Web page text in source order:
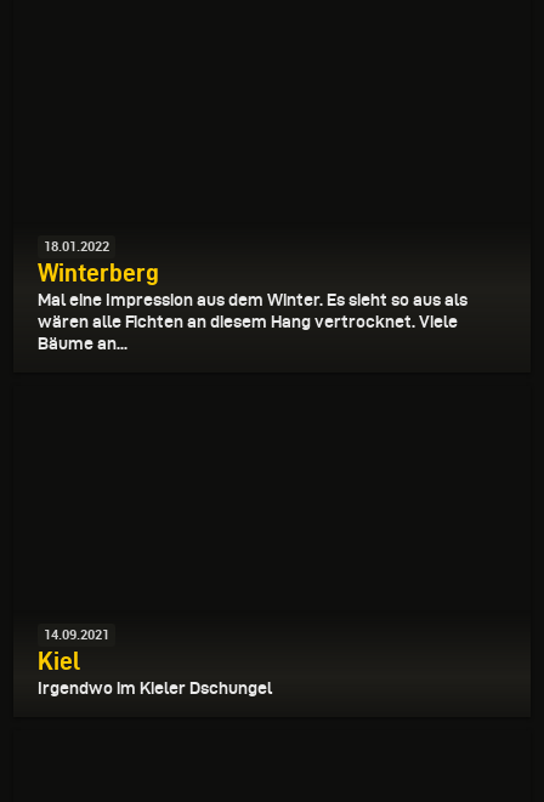
18.01.2022
Winterberg
Mal eine Impression aus dem Winter. Es sieht so aus als
wären alle Fichten an diesem Hang vertrocknet. Viele
Bäume an...
14.09.2021
Kiel
Irgendwo im Kieler Dschungel